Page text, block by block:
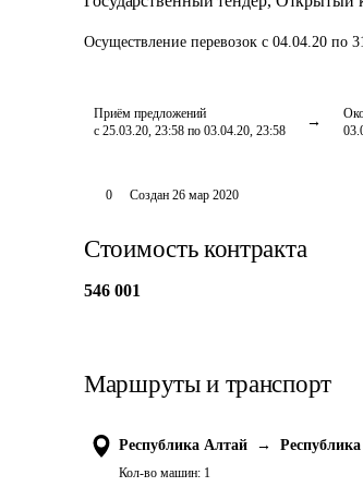
Осуществление перевозок с 04.04.20 по
Приём предложений
с 25.03.20, 23:58 по 03.04.20, 23:58
0 Создан 26 мар 2020
Стоимость контракта
546 001
Маршруты и транспорт
Республика Алтай →
Кол-во машин: 1